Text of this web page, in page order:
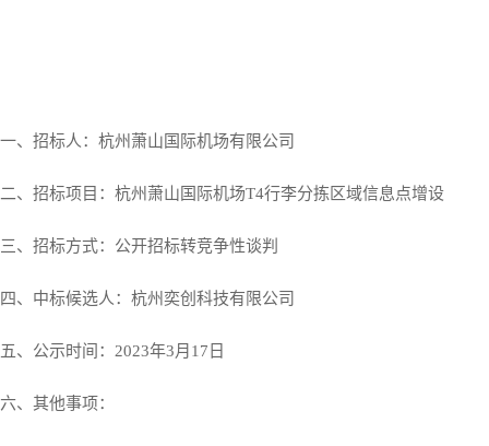
一、招标人：杭州萧山国际机场有限公司
二、招标项目：杭州萧山国际机场T4行李分拣区域信息点增设
三、招标方式：公开招标转竞争性谈判
四、中标候选人：杭州奕创科技有限公司
五、公示时间：2023年3月17日
六、其他事项：